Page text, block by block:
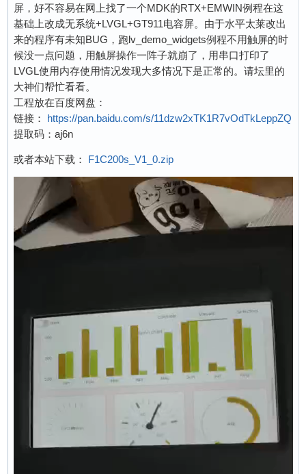
屏，好不容易在网上找了一个MDK的RTX+EMWIN例程在这
基础上改成无系统+LVGL+GT911电容屏。由于水平太莱改出
来的程序有未知BUG，跑lv_demo_widgets例程不用触屏的时
候没一点问题，用触屏操作一阵子就崩了，用串口打印了
LVGL使用内存使用情况发现大多情况下是正常的。请坛里的
大神们帮忙看看。
工程放在百度网盘：
链接： https://pan.baidu.com/s/11dzw2xTK1R7vOdTkLeppZQ
提取码：aj6n
或者本站下载： F1C200s_V1_0.zip